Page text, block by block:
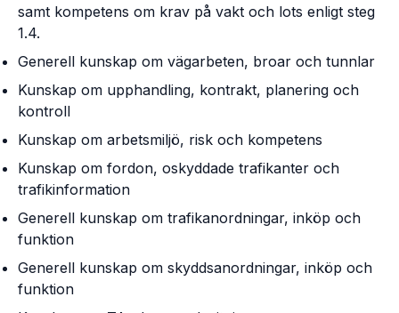
samt kompetens om krav på vakt och lots enligt steg
1.4.
Generell kunskap om vägarbeten, broar och tunnlar
Kunskap om upphandling, kontrakt, planering och
kontroll
Kunskap om arbetsmiljö, risk och kompetens
Kunskap om fordon, oskyddade trafikanter och
trafikinformation
Generell kunskap om trafikanordningar, inköp och
funktion
Generell kunskap om skyddsanordningar, inköp och
funktion